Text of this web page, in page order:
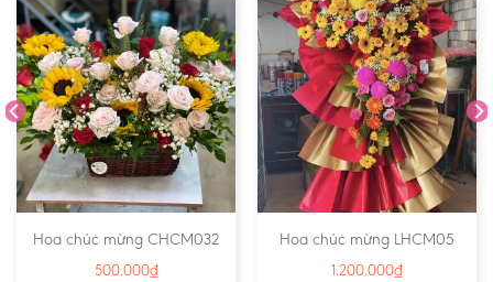
Hoa chúc mừng CHCM032
500.000₫
Hoa chúc mừng LHCM05
1.200.000₫